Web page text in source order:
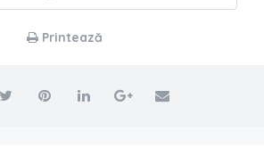
Printează